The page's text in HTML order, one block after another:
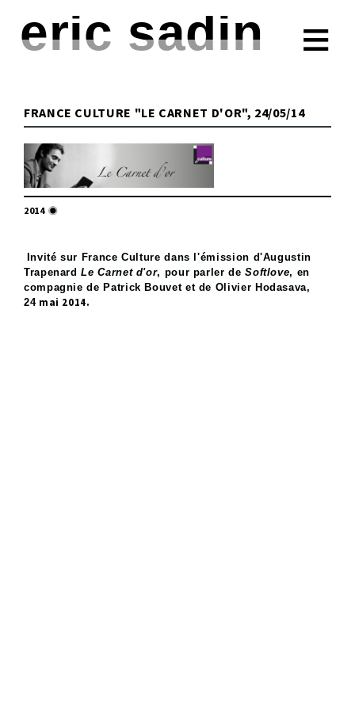
eric sadin
FICTIONS
PRESSE
TRIBUNES
CONFÉRENCES
À PROPOS
FRANCE CULTURE "LE CARNET D'OR", 24/05/14
2014
Invité sur France Culture dans l'émission d'Augustin
TrapenardLe Carnet d'or, pour parler deSoftlove, en
compagnie de Patrick Bouvet et de Olivier Hodasava,
24mai 2014.